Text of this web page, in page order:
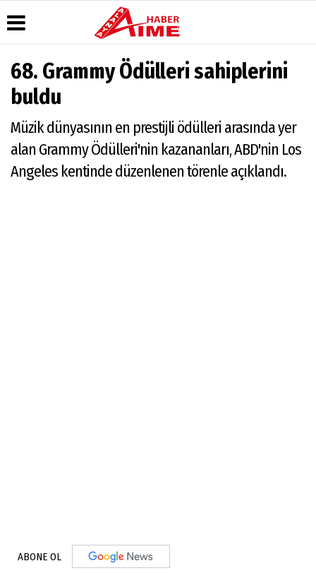
Üye Paneli
Haber
Arşivi
Arşivi
Günün
Hava
Manşetleri
Anketler
Biyografiler
Video
Galeri
Foto
Galeri
Moovit
Alanya-
Gazipaşa
& Antalya
Canlı Uçak
68. Grammy Ödülleri sahiplerini
buldu
Müzik dünyasının en prestijli ödülleri arasında yer
alan Grammy Ödülleri'nin kazananları, ABD'nin Los
Angeles kentinde düzenlenen törenle açıklandı.
ABONE OL